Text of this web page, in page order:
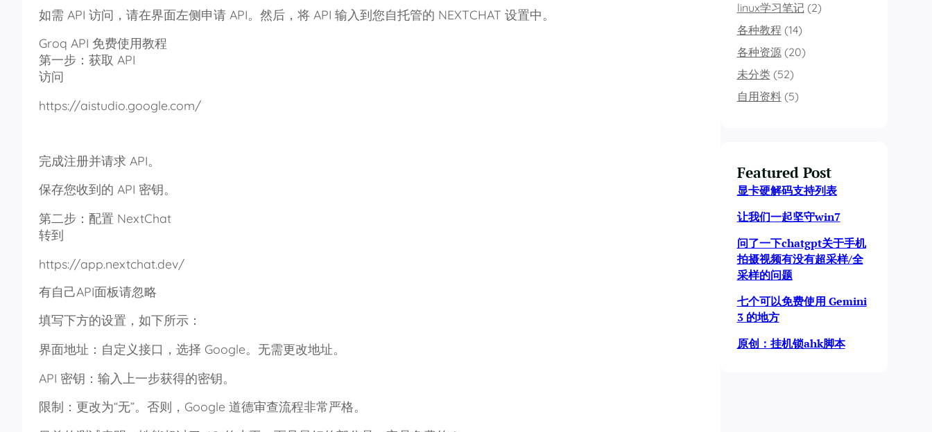
如需 API 访问，请在界面左侧申请 API。然后，将 API 输入到您自托管的 NEXTCHAT 设置中。
Groq API 免费使用教程
第一步：获取 API
访问
https://aistudio.google.com/
完成注册并请求 API。
保存您收到的 API 密钥。
第二步：配置 NextChat
转到
https://app.nextchat.dev/
有自己API面板请忽略
填写下方的设置，如下所示：
界面地址：自定义接口，选择 Google。无需更改地址。
API 密钥：输入上一步获得的密钥。
限制：更改为“无”。否则，Google 道德审查流程非常严格。
linux学习笔记(2)
各种教程 (14)
各种资源(20)
未分类(52)
自用资料(5)
Featured Post
显卡硬解码支持列表
让我们一起坚守win7
问了一下chatgpt关于手机
拍摄视频有没有超采样/全
采样的问题
七个可以免费使用 Gemini
3 的地方
原创：挂机锁ahk脚本